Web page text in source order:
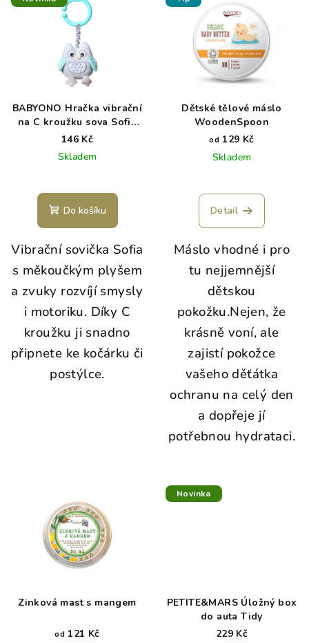
BABYONO Hračka vibrační
na C kroužku sova Sofia
modrá
146 Kč
Skladem
Do košíku
Vibrační sovička Sofia
s měkoučkým plyšem
a zvuky rozvíjí smysly
i motoriku. Díky C
kroužku ji snadno
připnete ke kočárku či
postýlce.
Dětské tělové máslo
WoodenSpoon
od 129 Kč
Skladem
Detail
Máslo vhodné i pro
tu nejjemnější
dětskou
pokožku.Nejen, že
krásně voní, ale
zajistí pokožce
vašeho děťátka
ochranu na celý den
a dopřeje jí
potřebnou hydrataci.
Zinková mast s mangem
od 121 Kč
Novinka
PETITE&MARS Úložný box
do auta Tidy
229 Kč